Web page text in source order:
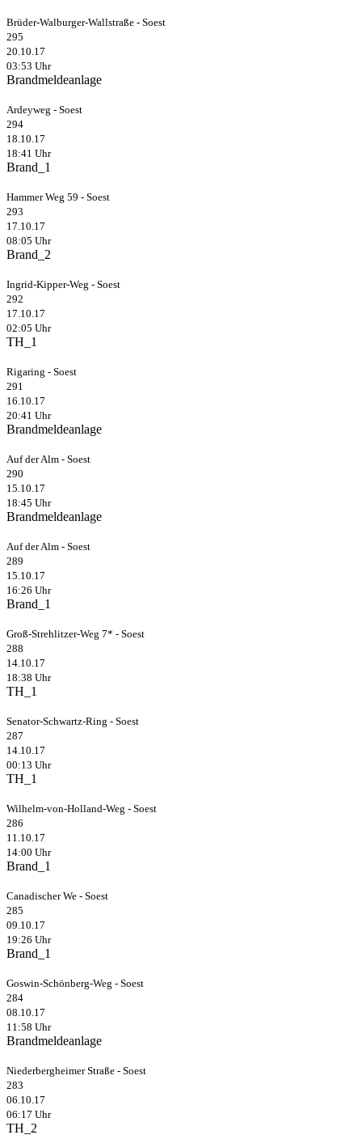
Brüder-Walburger-Wallstraße - Soest
295
20.10.17
03:53 Uhr
Brandmeldeanlage
Ardeyweg - Soest
294
18.10.17
18:41 Uhr
Brand_1
Hammer Weg 59 - Soest
293
17.10.17
08:05 Uhr
Brand_2
Ingrid-Kipper-Weg - Soest
292
17.10.17
02:05 Uhr
TH_1
Rigaring - Soest
291
16.10.17
20:41 Uhr
Brandmeldeanlage
Auf der Alm - Soest
290
15.10.17
18:45 Uhr
Brandmeldeanlage
Auf der Alm - Soest
289
15.10.17
16:26 Uhr
Brand_1
Groß-Strehlitzer-Weg 7* - Soest
288
14.10.17
18:38 Uhr
TH_1
Senator-Schwartz-Ring - Soest
287
14.10.17
00:13 Uhr
TH_1
Wilhelm-von-Holland-Weg - Soest
286
11.10.17
14:00 Uhr
Brand_1
Canadischer We - Soest
285
09.10.17
19:26 Uhr
Brand_1
Goswin-Schönberg-Weg - Soest
284
08.10.17
11:58 Uhr
Brandmeldeanlage
Niederbergheimer Straße - Soest
283
06.10.17
06:17 Uhr
TH_2